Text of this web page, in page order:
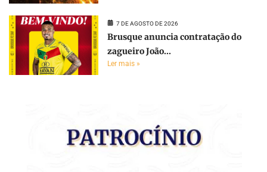
7 DE AGOSTO DE 2026
Brusque anuncia contratação do
zagueiro João...
Ler mais »